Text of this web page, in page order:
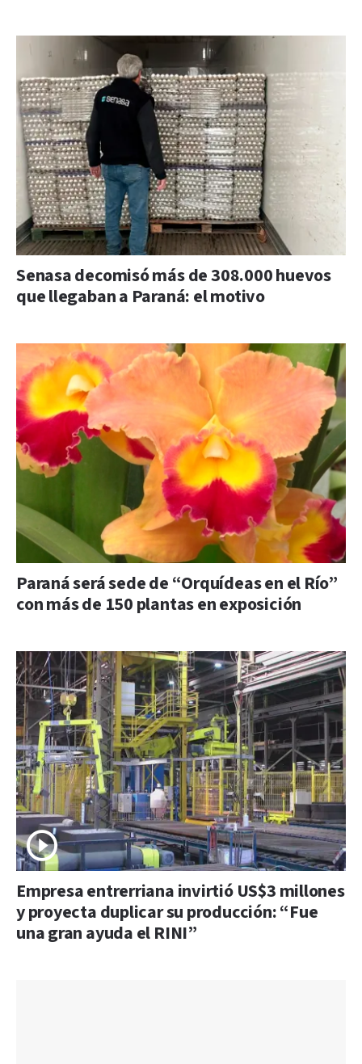
Senasa decomisó más de 308.000 huevos
que llegaban a Paraná: el motivo
Paraná será sede de “Orquídeas en el Río”
con más de 150 plantas en exposición
Empresa entrerriana invirtió US$3 millones
y proyecta duplicar su producción: “Fue
una gran ayuda el RINI”